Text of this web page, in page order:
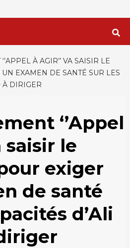
À AGIR’’ VA SAISIR LE
EXAMEN DE SANTÉ SUR LES
À DIRIGER
‘’Appel
saisir le
exiger
de santé
d’Ali